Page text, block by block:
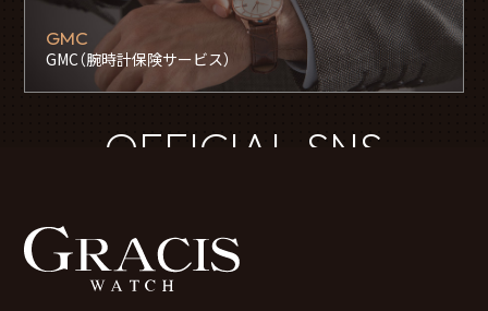
GMC
GMC（腕時計保険サービス）
OFFICIAL SNS